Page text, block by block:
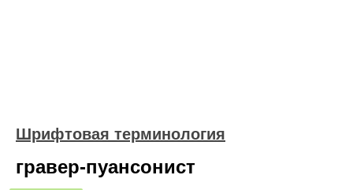
Шрифтовая терминология
гравер-пуансонист